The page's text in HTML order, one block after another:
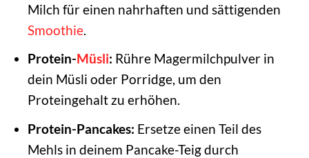
Milch für einen nahrhaften und sättigenden
Smoothie.
Protein-Müsli: Rühre Magermilchpulver in
dein Müsli oder Porridge, um den
Proteingehalt zu erhöhen.
Protein-Pancakes: Ersetze einen Teil des
Mehls in deinem Pancake-Teig durch